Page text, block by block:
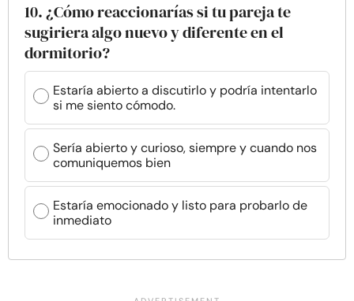
10. ¿Cómo reaccionarías si tu pareja te
sugiriera algo nuevo y diferente en el
dormitorio?
Estaría abierto a discutirlo y podría intentarlo
si me siento cómodo.
Sería abierto y curioso, siempre y cuando nos
comuniquemos bien
Estaría emocionado y listo para probarlo de
inmediato